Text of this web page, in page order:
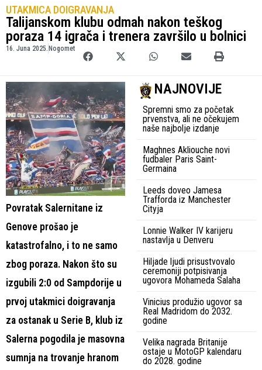
UTAKMICA DOIGRAVANJA
Talijanskom klubu odmah nakon teškog
poraza 14 igrača i trenera završilo u bolnici
16. Juna 2025. Nogomet
Povratak Salernitane iz
Genove prošao je
katastrofalno, i to ne samo
zbog poraza. Nakon što su
izgubili 2:0 od Sampdorije u
prvoj utakmici doigravanja
za ostanak u Serie B, klub iz
Salerna pogodila je masovna
sumnja na trovanje hranom
NAJNOVIJE
Spremni smo za početak
prvenstva, ali ne očekujem
naše najbolje izdanje
Maghnes Akliouche novi
fudbaler Paris Saint-
Germaina
Leeds doveo Jamesa
Trafforda iz Manchester
Cityja
Lonnie Walker IV karijeru
nastavlja u Denveru
Hiljade ljudi prisustvovalo
ceremoniji potpisivanja
ugovora Mohameda Salaha
Vinicius produžio ugovor sa
Real Madridom do 2032.
godine
Velika nagrada Britanije
ostaje u MotoGP kalendaru
do 2028. godine